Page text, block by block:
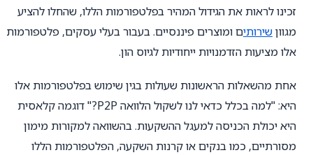
זכינו לראות את הגידול המהיר בפלטפורמות הללו, שהחלו להציע
מגווןשירותים ומוצרים פיננסיים. בעבור בעלי עסקים, פלטפורמות
אלו מציעות הזדמנויות ייחודיות לגיוס הון.
אחת מהשאלות הראשונות שעולות בגין שימוש בפלטפורמות אלו
היא: "למה בכלל כדאי לנו לשקול הלוואה P2P?" דוגמה קלאסית
היא יכולת הכניסה למעגל ההשקעות. בהשוואה למקורות מימון
מסורתיים, כמו בנקים או קרנות השקעה, הפלטפורמות הללו